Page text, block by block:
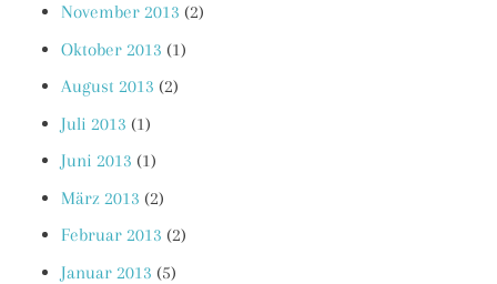
November 2013 (2)
Oktober 2013 (1)
August 2013 (2)
Juli 2013 (1)
Juni 2013 (1)
März 2013 (2)
Februar 2013 (2)
Januar 2013 (5)